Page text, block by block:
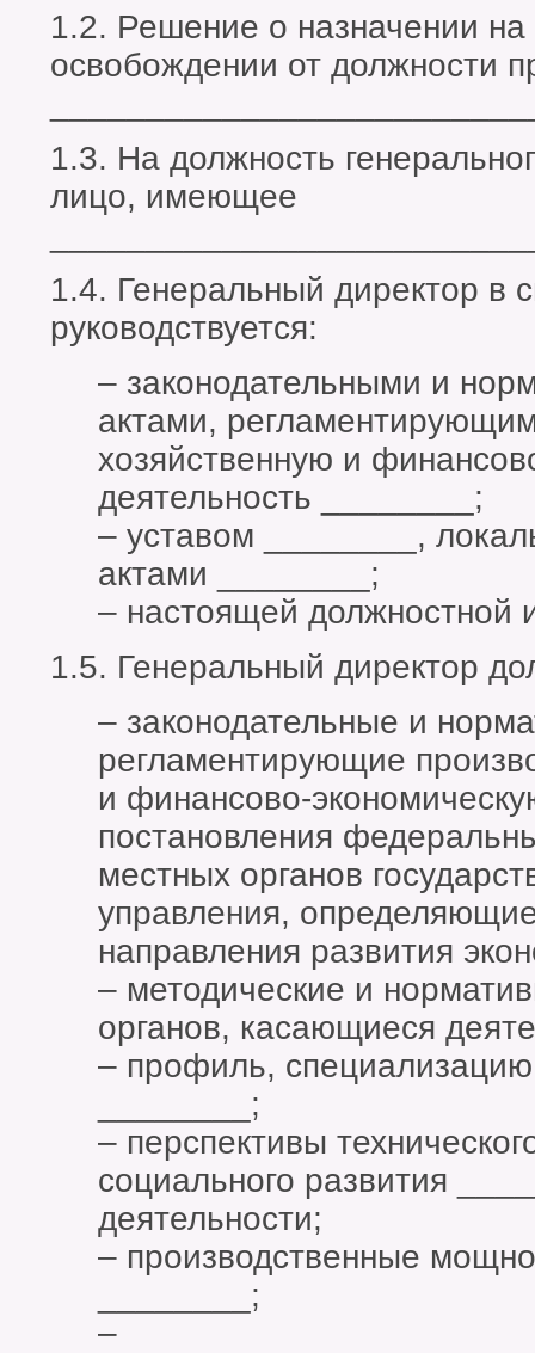
1.2. Решение о назначении
освобождении от должности
1.3. На должность
лицо, имеющее
1.4. Генеральный директор в
руководствуется:
– законодательными и
актами,
хозяйственную и
деятельность ________;
– уставом ________,
актами ________;
– настоящей должностной
1.5. Генеральный директор
– законодательные и
регламентирующие
и финансово-
постановления
местных органов
управления,
направления развития
– методические и
органов, касающиеся
– профиль, специализацию
________;
– перспективы
социального развития
деятельности;
– производственные
________;
–